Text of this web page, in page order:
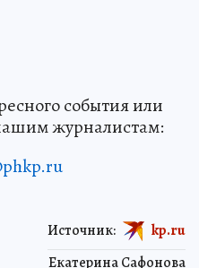
события или
журналистам:
Екатерина Сафонова
Источник: kp.ru